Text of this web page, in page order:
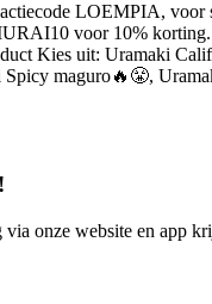
LOEMPIA, voor
voor 10% korting.
Kies uit: Uramaki
Spicy maguro🔥😤,
via onze website en app